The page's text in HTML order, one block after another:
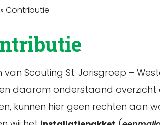
» Contributie
van Scouting St. Jorisgroep –
daarom onderstaand overzicht
kunnen hier geen rechten aan